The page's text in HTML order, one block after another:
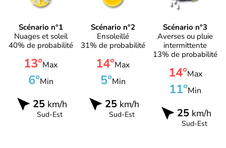
Scénario n°1
Nuages et soleil
40% de probabilité
13°Max
6°Min
25km/h
Sud-Est
Scénario n°2
Ensoleillé
31% de probabilité
14°Max
5°Min
25km/h
Sud-Est
Scénario n°3
Averses ou pluie
intermittente
13% de probabilité
14°Max
11°Min
25 km/h
Sud-Est